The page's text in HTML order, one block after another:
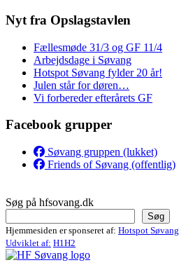
Nyt fra Opslagstavlen
Fællesmøde 31/3 og GF 11/4
Arbejdsdage i Søvang
Hotspot Søvang fylder 20 år!
Julen står for døren…
Vi forbereder efterårets GF
Facebook grupper
Søvang gruppen (lukket)
Friends of Søvang (offentlig)
Søg på hfsovang.dk
Søg
Hjemmesiden er sponseret af: Hotspot Søvang
Udviklet af: H1H2